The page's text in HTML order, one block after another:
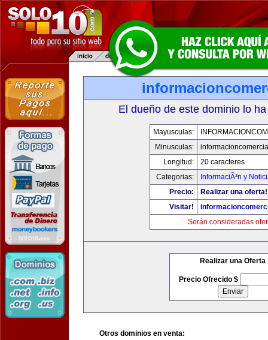
El dueño de este dominio lo
Mayusculas:
Minusculas:
Longitud:
20 caracteres
Categorias:
InformaciÃ³n y
Precio:
Realizar una oferta!
Visitar!
Serán consideradas
Realizar una Oferta
Precio Ofrecido $
Otros dominios en venta: